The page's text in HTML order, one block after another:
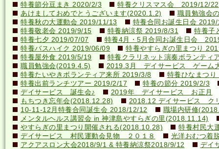
特養節分豆まき 2020/2/3
特養クリスマス会 2019/12/22
あけましておめでとうございます(2020.1.2)
職員勉強会
特養秋の大運動会 2019/11/13
特養合同お誕生日会
特養敬老会 2019/9/15
特養納涼祭 2019/8/31
特養子
特養七夕 2019/07/07
特養4月・5月合同お誕生日会
特養バスハイク 2019/06/09
特養やすらぎの里まつり
特養屋外食 2019/5/19
特養クラリネット演奏ボランティ
職員勉強会(2019.4.5)
2019.3月 デイサービス ゲーム
特養たいやきボランティア来所 2019/3/8
特養ひなまつ
特養出前ランチツアー 2019/2/17
特養の節分 2019/2/3
デイサービス 誕生会♪
2019年 デイサービス お正月
もちつき忘年会(2018.12.28)
2018.12 デイサービス ク
10-11-12月特養合同誕生会 2018/12/12
職場内研修
メンタルヘルス講習会 in 神津島やすらぎの里(2018.11.14)
やすらぎの里まつり開催される(2018.10.28)
特養村民大
デイサービス 村民運動会見物 ２０１８
光洋おむつ着
アクアスロン大会2018/9/1 & 特養納涼祭2018/9/12
デイ